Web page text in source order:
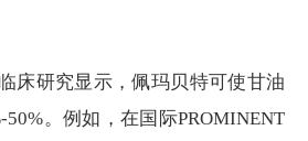
床研究显示，佩玛贝特可使甘油
。例如，在国际PROMINENT